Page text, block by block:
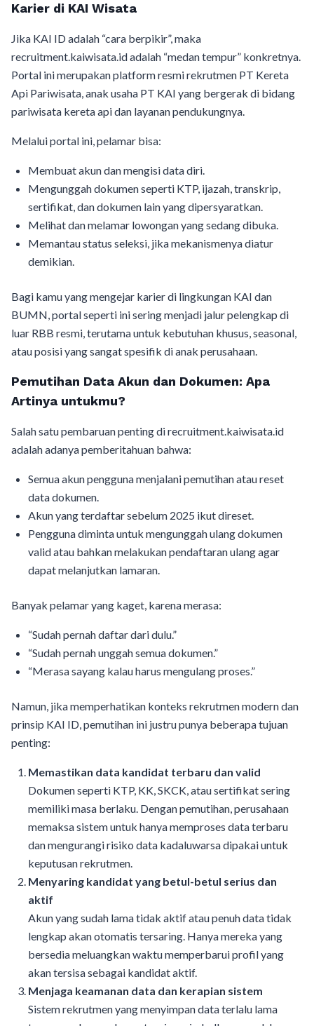
Karier di KAI Wisata
Jika KAI ID adalah “cara berpikir”, maka
recruitment.kaiwisata.id adalah “medan tempur” konkretnya.
Portal ini merupakan platform resmi rekrutmen PT Kereta
Api Pariwisata, anak usaha PT KAI yang bergerak di bidang
pariwisata kereta api dan layanan pendukungnya.
Melalui portal ini, pelamar bisa:
Membuat akun dan mengisi data diri.
Mengunggah dokumen seperti KTP, ijazah, transkrip,
sertifikat, dan dokumen lain yang dipersyaratkan.
Melihat dan melamar lowongan yang sedang dibuka.
Memantau status seleksi, jika mekanismenya diatur
demikian.
Bagi kamu yang mengejar karier di lingkungan KAI dan
BUMN, portal seperti ini sering menjadi jalur pelengkap di
luar RBB resmi, terutama untuk kebutuhan khusus, seasonal,
atau posisi yang sangat spesifik di anak perusahaan.
Pemutihan Data Akun dan Dokumen: Apa
Artinya untukmu?
Salah satu pembaruan penting di recruitment.kaiwisata.id
adalah adanya pemberitahuan bahwa:
Semua akun pengguna menjalani pemutihan atau reset
data dokumen.
Akun yang terdaftar sebelum 2025 ikut direset.
Pengguna diminta untuk mengunggah ulang dokumen
valid atau bahkan melakukan pendaftaran ulang agar
dapat melanjutkan lamaran.
Banyak pelamar yang kaget, karena merasa:
“Sudah pernah daftar dari dulu.”
“Sudah pernah unggah semua dokumen.”
“Merasa sayang kalau harus mengulang proses.”
Namun, jika memperhatikan konteks rekrutmen modern dan
prinsip KAI ID, pemutihan ini justru punya beberapa tujuan
penting:
Memastikan data kandidat terbaru dan valid
Dokumen seperti KTP, KK, SKCK, atau sertifikat sering
memiliki masa berlaku. Dengan pemutihan, perusahaan
memaksa sistem untuk hanya memproses data terbaru
dan mengurangi risiko data kadaluwarsa dipakai untuk
keputusan rekrutmen.
Menyaring kandidat yang betul-betul serius dan
aktif
Akun yang sudah lama tidak aktif atau penuh data tidak
lengkap akan otomatis tersaring. Hanya mereka yang
bersedia meluangkan waktu memperbarui profil yang
akan tersisa sebagai kandidat aktif.
Menjaga keamanan data dan kerapian sistem
Sistem rekrutmen yang menyimpan data terlalu lama